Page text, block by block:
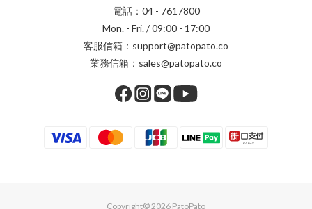
電話：04 - 7617800
Mon. - Fri. / 09:00 - 17:00
客服信箱：support@patopato.co
業務信箱：sales@patopato.co
Copyright© 2026 PatoPato